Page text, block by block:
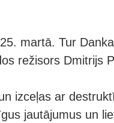
martā. Tur
režisors Dmitrijs
izceļas ar
jautājumus un